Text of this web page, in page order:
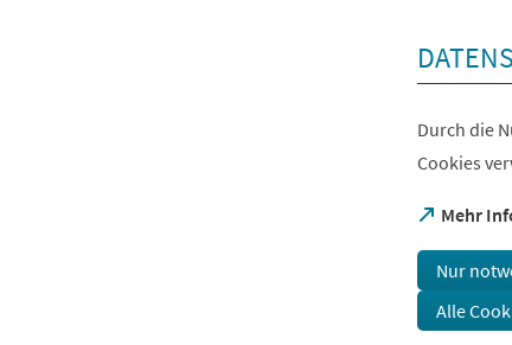
Durch die
Cookies
Mehr
(Öffnet
einem
neuen
Tab)
Nur
Alle